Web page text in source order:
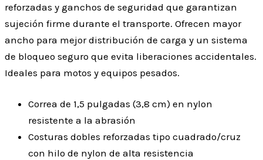
reforzadas y ganchos de seguridad que garantizan
sujeción firme durante el transporte. Ofrecen mayor
ancho para mejor distribución de carga y un sistema
de bloqueo seguro que evita liberaciones accidentales.
Ideales para motos y equipos pesados.
Correa de 1,5 pulgadas (3,8 cm) en nylon
resistente a la abrasión
Costuras dobles reforzadas tipo cuadrado/cruz
con hilo de nylon de alta resistencia